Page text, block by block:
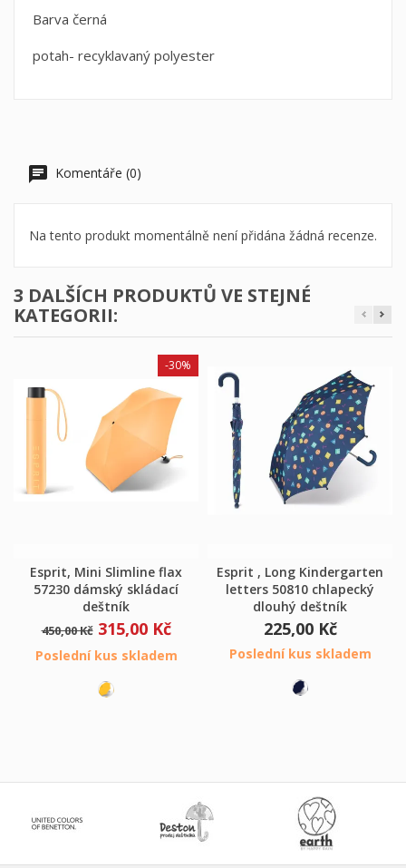
Barva černá
potah- recyklavaný polyester
Komentáře (0)
Na tento produkt momentálně není přidána žádná recenze.
3 DALŠÍCH PRODUKTŮ VE STEJNÉ
KATEGORII:
Esprit, Mini Slimline flax
57230 dámský skládací
deštník
450,00 Kč
-30%
315,00 Kč
Poslední kus skladem
Esprit , Long Kindergarten
letters 50810 chlapecký
dlouhý deštník
225,00 Kč
Poslední kus skladem